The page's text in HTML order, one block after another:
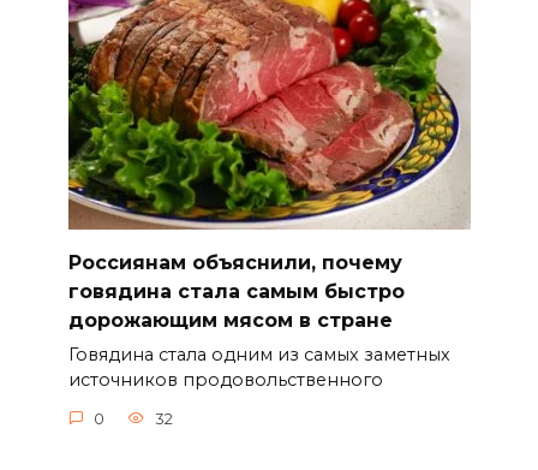
Россиянам объяснили, почему
говядина стала самым быстро
дорожающим мясом в стране
Говядина стала одним из самых заметных
источников продовольственного
0 32